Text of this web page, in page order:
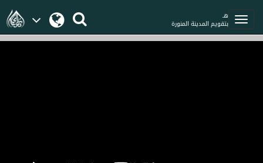
هـ
بتقويم المدينة المنورة